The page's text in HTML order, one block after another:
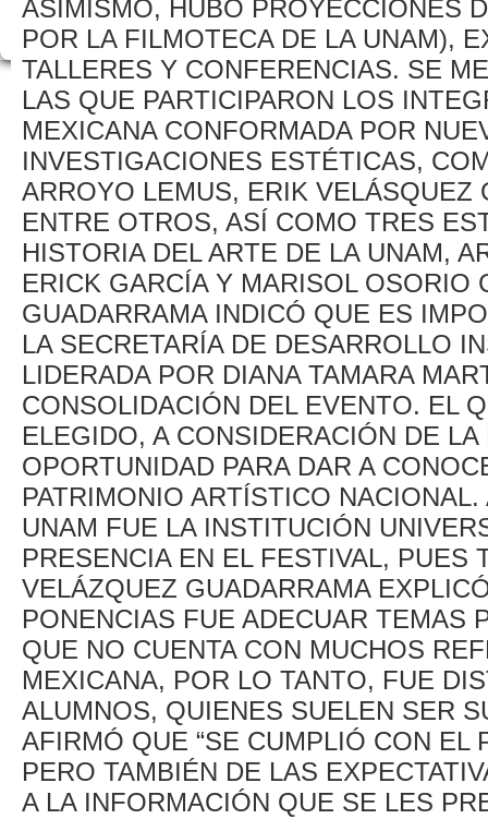
ASIMISMO, HUBO PROYECCIONES
POR LA FILMOTECA DE LA UNAM),
TALLERES Y CONFERENCIAS. SE
LAS QUE PARTICIPARON LOS
MEXICANA CONFORMADA POR
INVESTIGACIONES ESTÉTICAS,
ARROYO LEMUS, ERIK
ENTRE OTROS, ASÍ COMO TRES
HISTORIA DEL ARTE DE LA UNAM,
ERICK GARCÍA Y MARISOL OSORIO
GUADARRAMA INDICÓ QUE ES
LA SECRETARÍA DE DESARROLLO
LIDERADA POR DIANA TAMARA
CONSOLIDACIÓN DEL EVENTO. EL
ELEGIDO, A CONSIDERACIÓN DE
OPORTUNIDAD PARA DAR A
PATRIMONIO ARTÍSTICO
UNAM FUE LA INSTITUCIÓN
PRESENCIA EN EL FESTIVAL, PUES
VELÁZQUEZ GUADARRAMA
PONENCIAS FUE ADECUAR TEMAS
QUE NO CUENTA CON MUCHOS
MEXICANA, POR LO TANTO, FUE
ALUMNOS, QUIENES SUELEN SER
AFIRMÓ QUE “SE CUMPLIÓ CON
PERO TAMBIÉN DE LAS
A LA INFORMACIÓN QUE SE LES